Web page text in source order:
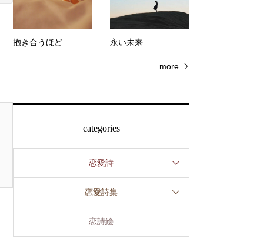
抱き合うほど 永い未来
more
categories
恋愛詩
恋愛詩集
恋詩絵